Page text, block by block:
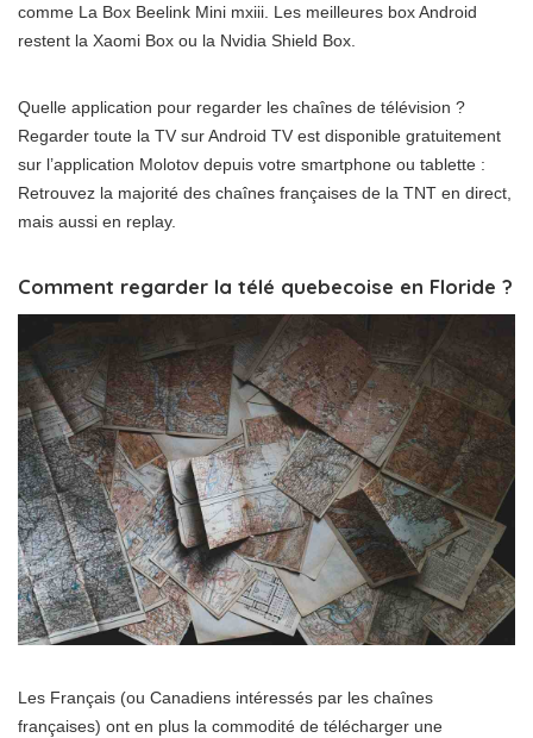
comme La Box Beelink Mini mxiii. Les meilleures box Android
restent la Xaomi Box ou la Nvidia Shield Box.
Quelle application pour regarder les chaînes de télévision ?
Regarder toute la TV sur Android TV est disponible gratuitement
sur l’application Molotov depuis votre smartphone ou tablette :
Retrouvez la majorité des chaînes françaises de la TNT en direct,
mais aussi en replay.
Comment regarder la télé quebecoise en Floride ?
Les Français (ou Canadiens intéressés par les chaînes
françaises) ont en plus la commodité de télécharger une